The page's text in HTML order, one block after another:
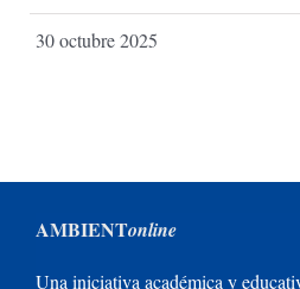
30 octubre 2025
AMBIENTonline
Una iniciativa académica y